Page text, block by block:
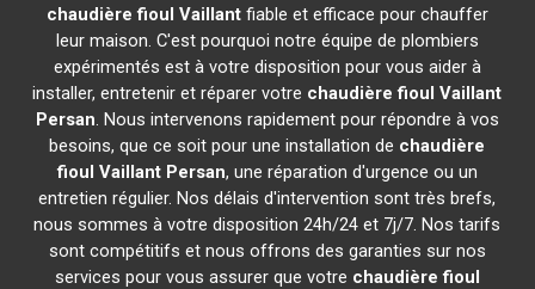
chaudière fioul Vaillantfiable et efficace pour chauffer
leur maison. C'est pourquoi notre équipe de plombiers
expérimentés est à votre disposition pour vous aider à
installer, entretenir et réparer votre chaudière fioul Vaillant
Persan. Nous intervenons rapidement pour répondre à vos
besoins, que ce soit pour une installation de chaudière
fioul Vaillant Persan, une réparation d'urgence ou un
entretien régulier. Nos délais d'intervention sont très brefs,
nous sommes à votre disposition 24h/24 et 7j/7. Nos tarifs
sont compétitifs et nous offrons des garanties sur nos
services pour vous assurer que votre chaudière fioul